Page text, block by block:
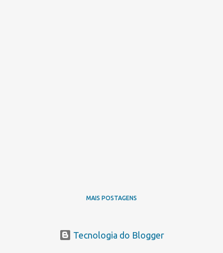
MAIS POSTAGENS
Tecnologia do Blogger